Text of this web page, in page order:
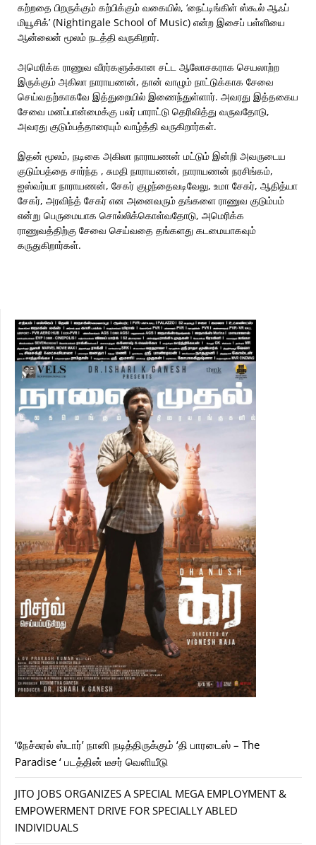
கற்றதை பிறருக்கும் கற்பிக்கும் வகையில், ‘நைட்டிங்கிள் ஸ்கூல் ஆஃப்
மியூசிக்’ (Nightingale School of Music) என்ற இசைப் பள்ளியை
ஆன்லைன் மூலம் நடத்தி வருகிறார்.
அமெரிக்க ராணுவ வீரர்களுக்கான சட்ட ஆலோசகராக செயலாற்ற
இருக்கும் அகிலா நாராயணன், தான் வாழும் நாட்டுக்காக சேவை
செய்வதற்காகவே இத்துறையில் இணைந்துள்ளார். அவரது இத்தகைய
சேவை மனப்பான்மைக்கு பலர் பாராட்டு தெரிவித்து வருவதோடு,
அவரது குடும்பத்தாரையும் வாழ்த்தி வருகிறார்கள்.
இதன் மூலம், நடிகை அகிலா நாராயணன் மட்டும் இன்றி அவருடைய
குடும்பத்தை சார்ந்த , சுமதி நாராயணன், நாராயணன் நரசிங்கம்,
ஐஸ்வர்யா நாராயணன், சேகர் குழந்தைவடிவேலு, உமா சேகர், ஆதித்யா
சேகர், அரவிந்த் சேகர் என அனைவரும் தங்களை ராணுவ குடும்பம்
என்று பெருமையாக சொல்லிக்கொள்வதோடு, அமெரிக்க
ராணுவத்திற்கு சேவை செய்வதை தங்களது கடமையாகவும்
கருதுகிறார்கள்.
‘நேச்சுரல் ஸ்டார்’ நானி நடித்திருக்கும் ‘தி பாரடைஸ் – The
Paradise ‘ படத்தின் டீசர் வெளியீடு
JITO JOBS ORGANIZES A SPECIAL MEGA EMPLOYMENT &
EMPOWERMENT DRIVE FOR SPECIALLY ABLED
INDIVIDUALS